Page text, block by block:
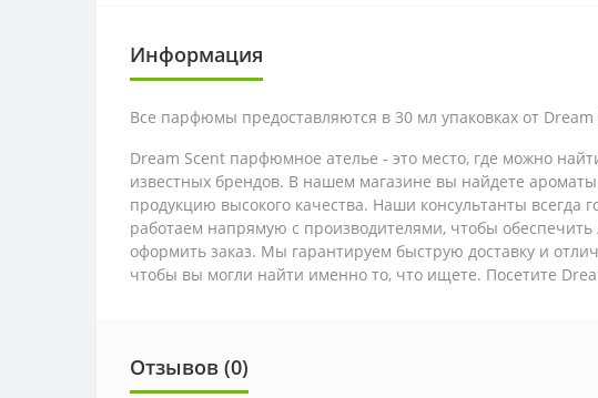
Информация
Все парфюмы предоставляются в 30 мл упаковках от Dream
Dream Scent парфюмное ателье - это место, где можно
известных брендов. В нашем магазине вы найдете
продукцию высокого качества. Наши консультанты
работаем напрямую с производителями, чтобы
оформить заказ. Мы гарантируем быструю доставку и
чтобы вы могли найти именно то, что ищете. Посетите
Отзывов (0)